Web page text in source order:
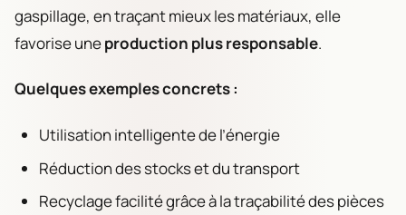
gaspillage, en traçant mieux les matériaux, elle
favorise uneproduction plus responsable.
Quelques exemples concrets :
Utilisation intelligente de l’énergie
Réduction des stocks et du transport
Recyclage facilité grâce à la traçabilité des pièces